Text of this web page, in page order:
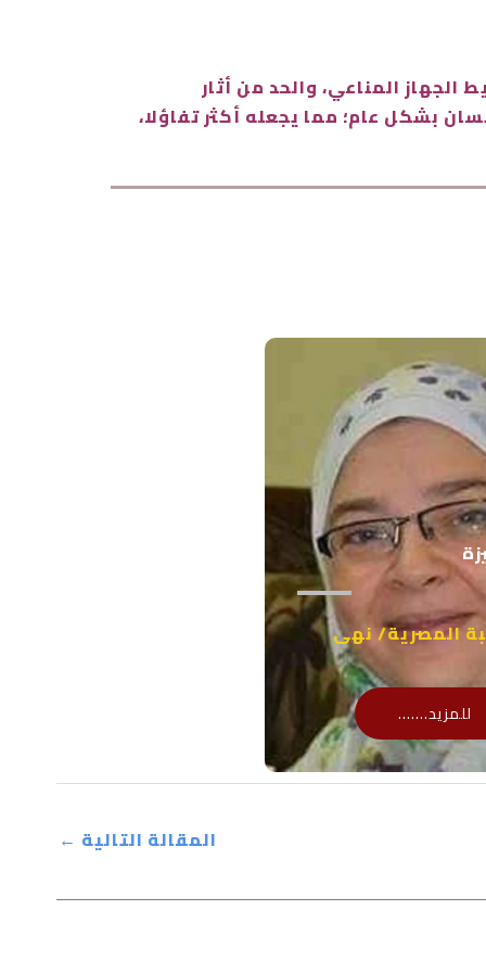
المناعي، والحد من أثار
بشكل عام؛ مما يجعله أكثر تفاؤلا،
المصرية/ نهى
للمزيد.......
المقالة التالية ←